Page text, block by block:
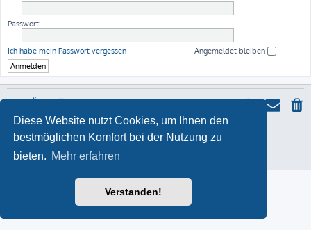
Diese Website nutzt Cookies, um Ihnen den
bestmöglichen Komfort bei der Nutzung zu
bieten. Mehr erfahren
Verstanden!
Passwort:
Ich habe mein Passwort vergessen Angemeldet bleiben
Powered byphpBB ® Forum Software © phpBB Limited
Datenschutz